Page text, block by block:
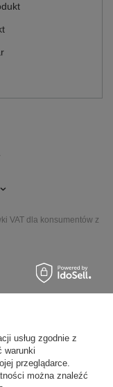
VAT dla konsumentów z
usług zgodnie z
warunki
przeglądarce.
można znaleźć